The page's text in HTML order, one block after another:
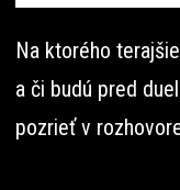
Na ktorého
a či budú pred
pozrieť v